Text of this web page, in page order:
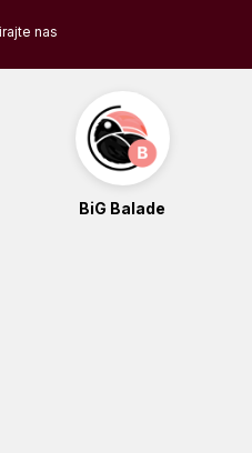
nas
BiG Balade